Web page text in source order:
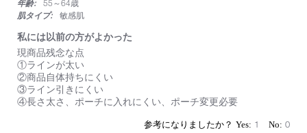
年齢:
55～64歳
肌タイプ:
敏感肌
私には以前の方がよかった
Review
by
on
1
May
2026
review
stating
私
に
は
以
現商品残念な点
①ラインが太い
②商品自体持ちにくい
③ライン引きにくい
④長さ太さ、ポーチに入れにくい、ポーチ変更必要
1 0